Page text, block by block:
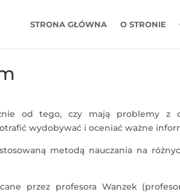
STRONA GŁÓWNA O STRONIE
od tego, czy mają problemy z
wydobywać i oceniać ważne
metodą nauczania na
przez profesora Wanzek